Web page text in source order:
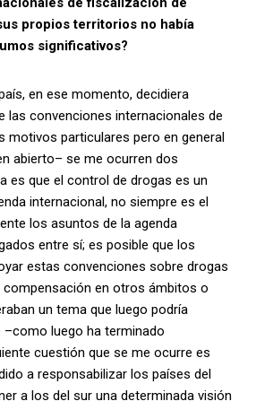
propios territorios no había
significativos?
en ese momento, decidiera
las convenciones internacionales de
motivos particulares pero en general
abierto– se me ocurren dos
es que el control de drogas es un
internacional, no siempre es el
los asuntos de la agenda
entre sí; es posible que los
estas convenciones sobre drogas
compensación en otros ámbitos o
un tema que luego podría
luego ha terminado
cuestión que se me ocurre es
a responsabilizar los países del
a los del sur una determinada visión